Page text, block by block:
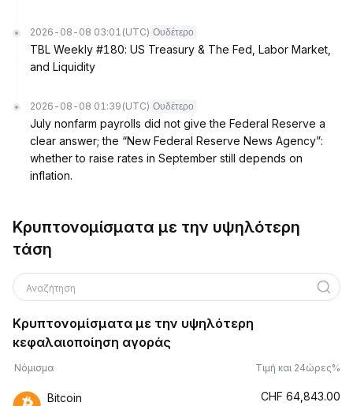
2026-08-08 03:01 (UTC) Ουδέτερο
TBL Weekly #180: US Treasury & The Fed, Labor Market,
and Liquidity
2026-08-08 01:39 (UTC) Ουδέτερο
July nonfarm payrolls did not give the Federal Reserve a
clear answer; the “New Federal Reserve News Agency”:
whether to raise rates in September still depends on
inflation.
Κρυπτονομίσματα με την υψηλότερη
τάση
Αναζήτηση
Κρυπτονομίσματα με την υψηλότερη
κεφαλαιοποίηση αγοράς
Νόμισμα Τιμή και 24ώρες%
Bitcoin CHF 64,843.00